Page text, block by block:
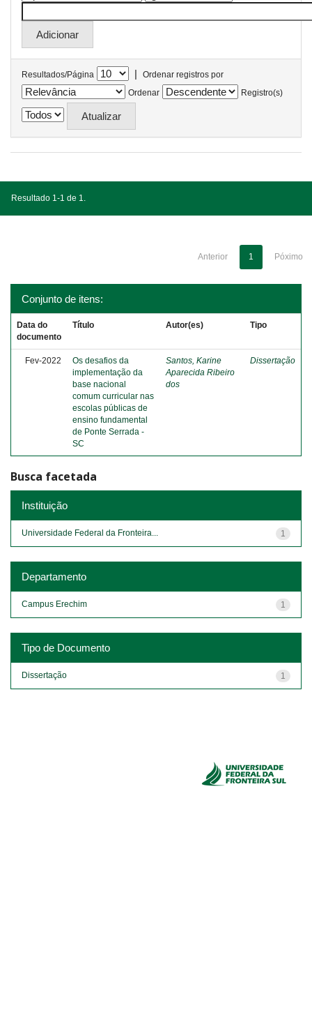
Resultados/Página |
Ordenar registros por
Ordenar
Registro(s)
Resultado 1-1 de 1.
Anterior 1 Póximo
Conjunto de itens:
Data do
documento
Título Autor(es) Tipo
Fev-2022
Os desafios da
implementação da
base nacional
comum curricular nas
escolas públicas de
ensino fundamental
de Ponte Serrada -
SC
Santos, Karine
Aparecida Ribeiro
dos
Dissertação
Busca facetada
Instituição
1
Universidade Federal da Fronteira...
Departamento
1
Campus Erechim
Tipo de Documento
1
Dissertação